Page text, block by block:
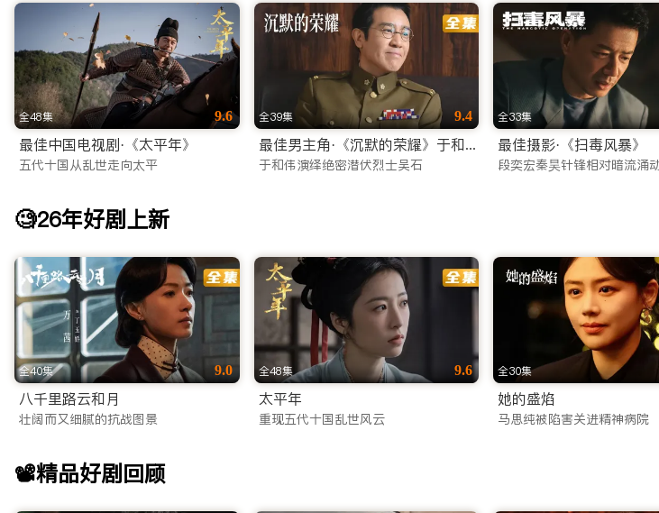
全48集 9.6
最佳中国电视剧·《太平年》
五代十国从乱世走向太平
全39集 9.4
最佳男主角·《沉默的荣耀》于和伟
于和伟演绎绝密潜伏烈士吴石
全33集
最佳摄影·《扫毒风暴》
段奕宏秦昊针锋相对暗流涌
🧐26年好剧上新
全40集 9.0
八千里路云和月
壮阔而又细腻的抗战图景
全48集 9.6
太平年
重现五代十国乱世风云
全30集
她的盛焰
马思纯被陷害关进精神病院
📽️精品好剧回顾